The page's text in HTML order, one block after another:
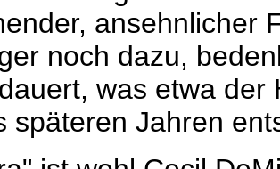
ansehnlicher
noch dazu,
was etwa
späteren Jahren